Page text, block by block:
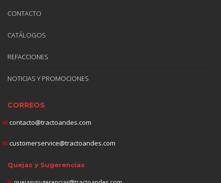
CONTACTO
CATÁLOGOS
REFACCIONES
NOTICIAS Y PROMOCIONES
CORREOS
✉ contacto@tractoandes.com
✉ customerservice@tractoandes.com
Quejas y Sugerencias